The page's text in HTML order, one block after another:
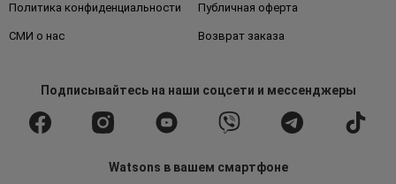
Политика конфиденциальности Публичная оферта
СМИ о нас Возврат заказа
Подписывайтесьна наши соцсети и мессенджеры
Watsons в вашем смартфоне